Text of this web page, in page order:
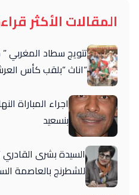
المقالات الأكثر
تتويج سطاد المغربي
“اناث “بلقب كأس
اجراء المباراة
بنسعيد
السيدة بشرى القادري
للشطرنج بالعاصمة